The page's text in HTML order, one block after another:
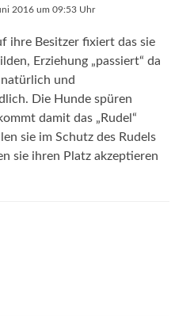
2016 um 09:53 Uhr
ihre Besitzer fixiert das sie
Erziehung „passiert“ da
und
Die Hunde spüren
damit das „Rudel“
sie im Schutz des Rudels
sie ihren Platz akzeptieren